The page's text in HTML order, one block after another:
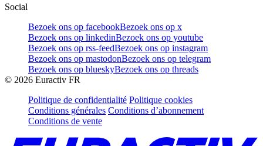
Social
Bezoek ons op facebookBezoek ons op x
Bezoek ons op linkedinBezoek ons op youtube
Bezoek ons op rss-feedBezoek ons op instagram
Bezoek ons op mastodonBezoek ons op telegram
Bezoek ons op blueskyBezoek ons op threads
© 2026 Euractiv FR
Politique de confidentialité Politique cookies
Conditions générales Conditions d’abonnement
Conditions de vente